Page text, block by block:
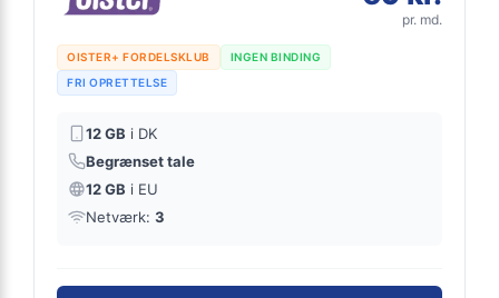
pr. md.
OISTER+ FORDELSKLUB
INGEN BINDING
FRI OPRETTELSE
12 GB i DK
Begrænset tale
12 GB i EU
Netværk: 3